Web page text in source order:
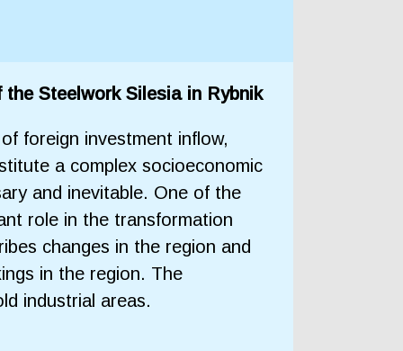
Steelwork Silesia in Rybnik
foreign investment inflow,
a complex socioeconomic
and inevitable. One of the
role in the transformation
changes in the region and
in the region. The
industrial areas.